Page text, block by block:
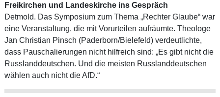
Freikirchen und Landeskirche ins Gespräch
Detmold. Das Symposium zum Thema „Rechter Glaube“ war
eine Veranstaltung, die mit Vorurteilen aufräumte. Theologe
Jan Christian Pinsch (Paderborn/Bielefeld) verdeutlichte,
dass Pauschalierungen nicht hilfreich sind: „Es gibt nicht die
Russlanddeutschen. Und die meisten Russlanddeutschen
wählen auch nicht die AfD.“